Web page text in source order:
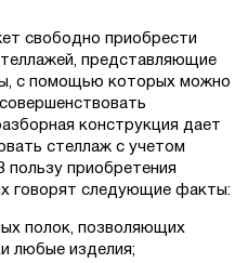
свободно приобрести
представляющие
с помощью которых можно
конструкция дает
стеллаж с учетом
пользу приобретения
говорят следующие факты:
полок, позволяющих
любые изделия;